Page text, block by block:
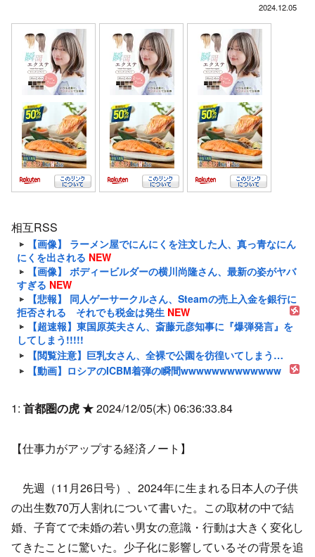
2024.12.05
相互RSS
【画像】 ラーメン屋でにんにくを注文した人、真っ青なにん
にくを出される NEW
【画像】 ボディービルダーの横川尚隆さん、最新の姿がヤバ
すぎる NEW
【悲報】 同人ゲーサークルさん、Steamの売上入金を銀行に
拒否される それでも税金は発生 NEW
【超速報】東国原英夫さん、斎藤元彦知事に『爆弾発言』を
してしまう!!!!!
【閲覧注意】巨乳女さん、全裸で公園を彷徨いてしまう…
【動画】ロシアのICBM着弾の瞬間wwwwwwwwwwwww
1: 首都圏の虎 ★2024/12/05(木) 06:36:33.84
【仕事力がアップする経済ノート】
先週（11月26日号）、2024年に生まれる日本人の子供
の出生数70万人割れについて書いた。この取材の中で結
婚、子育てで未婚の若い男女の意識・行動は大きく変化し
てきたことに驚いた。少子化に影響しているその背景を追